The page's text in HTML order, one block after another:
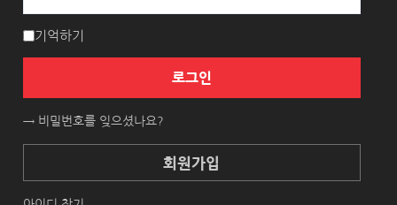
기억하기
로그인
→ 비밀번호를 잊으셨나요?
회원가입